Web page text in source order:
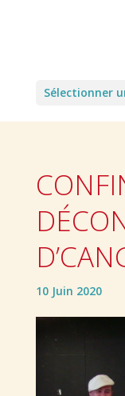
Sélectionner
10 Juin 2020